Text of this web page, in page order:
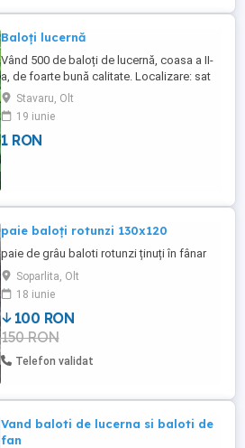
Baloți lucernă
Vând 500 de baloți de lucernă, coasa a II-
a, de foarte bună calitate. Localizare: sat
Stăvaru, județul Olt. Pentru detalii și preț,
sunați la .
Stavaru, Olt
19 iunie
1 RON
paie baloți rotunzi 130x120
paie de grâu baloti rotunzi ținuți în fânar
Soparlita, Olt
18 iunie
100 RON
150 RON
Telefon validat
Vand baloti de lucerna si baloti de
fan